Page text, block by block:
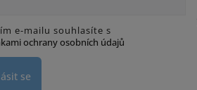
e-mailu souhlasíte s
ochrany osobních údajů
se